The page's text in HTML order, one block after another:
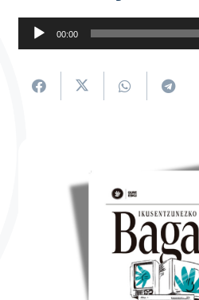
Soinu
erreproduzigailua
00:00